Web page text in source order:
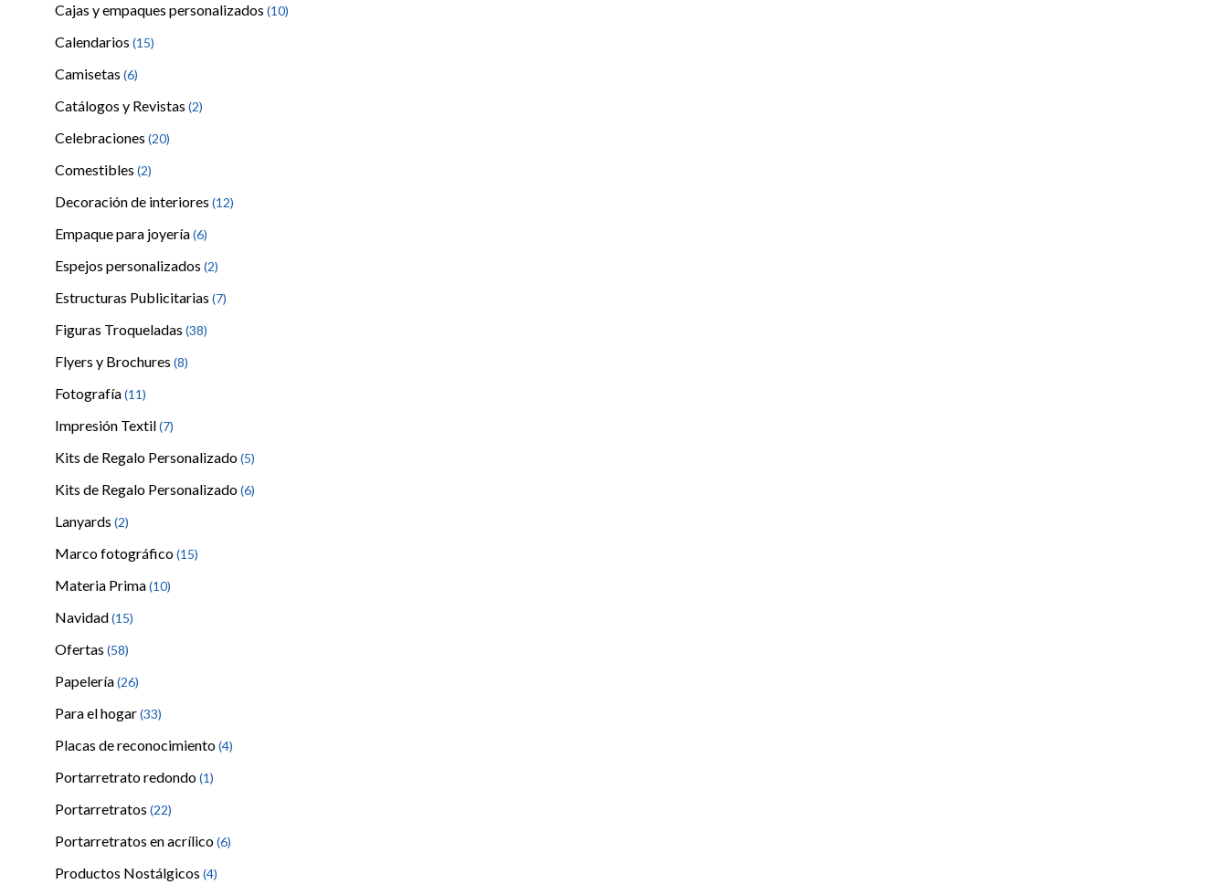
Cajas y empaques personalizados (10)
Calendarios (15)
Camisetas (6)
Catálogos y Revistas (2)
Celebraciones (20)
Comestibles (2)
Decoración de interiores (12)
Empaque para joyería(6)
Espejos personalizados (2)
Estructuras Publicitarias (7)
Figuras Troqueladas (38)
Flyers y Brochures (8)
Fotografía(11)
Impresión Textil(7)
Kits de Regalo Personalizado(5)
Kits de Regalo Personalizado(6)
Lanyards (2)
Marco fotográfico(15)
Materia Prima(10)
Navidad(15)
Ofertas (58)
Papelería(26)
Para el hogar(33)
Placas de reconocimiento(4)
Portarretrato redondo(1)
Portarretratos (22)
Portarretratos en acrílico(6)
Productos Nostálgicos (4)